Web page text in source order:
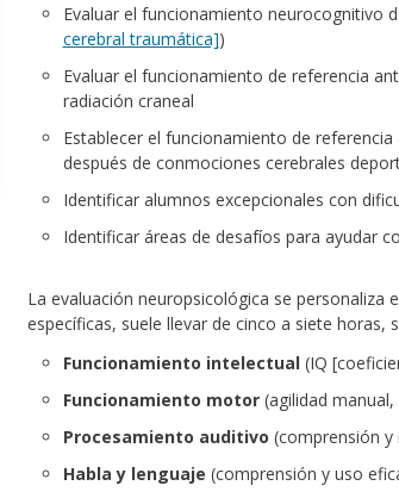
Evaluar el funcionamiento neurocognitivo
cerebral traumática])
Evaluar el funcionamiento de referencia
radiación craneal
Establecer el funcionamiento de
después de conmociones cerebrales
Identificar alumnos excepcionales con
Identificar áreas de desafíos para ayudar
La evaluación neuropsicológica se
específicas, suele llevar de cinco a siete horas,
Funcionamiento intelectual(IQ
Funcionamiento motor(agilidad
Procesamiento auditivo (comprensión y
Habla y lenguaje (comprensión y uso